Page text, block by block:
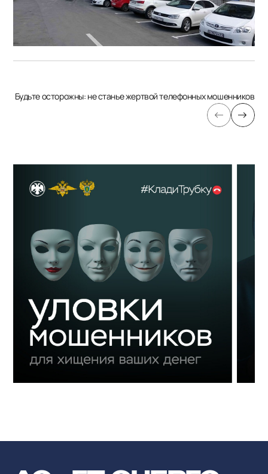
Будьте осторожны: не станье жертвой телефонных мошенников